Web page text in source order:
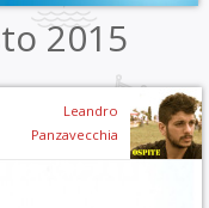
2015
Leandro
Panzavecchia